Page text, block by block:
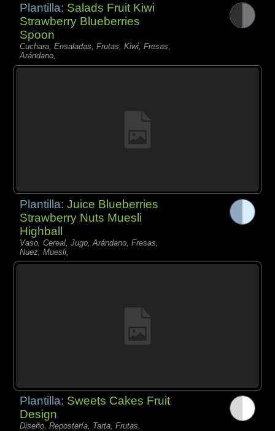
Plantilla: Salads Fruit Kiwi
Strawberry Blueberries
Spoon
Cuchara, Ensaladas, Frutas, Kiwi, Fresas,
Arándano,
Plantilla:Juice Blueberries
Strawberry Nuts Muesli
Highball
Vaso, Cereal, Jugo, Arándano, Fresas,
Nuez, Muesli,
Plantilla: Sweets Cakes Fruit
Design
Diseño, Repostería, Tarta, Frutas,